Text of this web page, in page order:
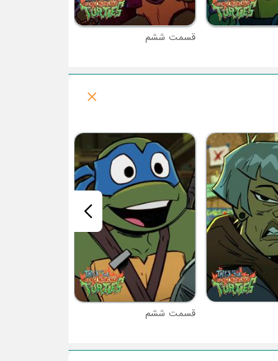
قسمت ششم
قسمت ششم